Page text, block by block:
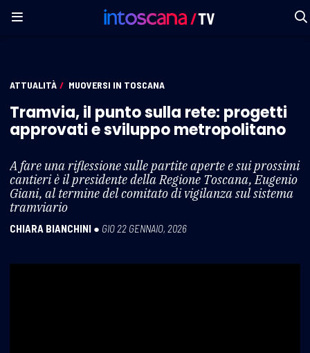
ATTUALITÀ / MUOVERSI IN TOSCANA
Tramvia, il punto sulla rete: progetti
approvati e sviluppo metropolitano
A fare una riflessione sulle partite aperte e sui prossimi
cantieri è il presidente della Regione Toscana, Eugenio
Giani, al termine del comitato di vigilanza sul sistema
tramviario
CHIARA BIANCHINI ● GIO 22 GENNAIO, 2026